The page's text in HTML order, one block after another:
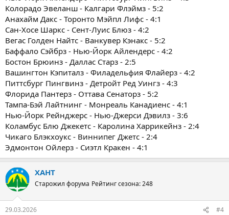
Колорадо Эвеланш - Калгари Флэймз - 5:2
Анахайм Дакс - Торонто Мэйпл Лифс - 4:1
Сан-Хосе Шаркс - Сент-Луис Блюз - 4:2
Вегас Голден Найтс - Ванкувер Кэнакс - 5:2
Баффало Сэйбрз - Нью-Йорк Айлендерс - 4:2
Бостон Брюинз - Даллас Старз - 2:5
Вашингтон Кэпиталз - Филадельфия Флайерз - 4:2
Питтсбург Пингвинз - Детройт Ред Уингз - 4:3
Флорида Пантерз - Оттава Сенаторз - 5:2
Тампа-Бэй Лайтнинг - Монреаль Канадиенс - 4:1
Нью-Йорк Рейнджерс - Нью-Джерси Дэвилз - 3:6
Коламбус Блю Джекетс - Каролина Харрикейнз - 2:4
Чикаго Блэкхоукс - Виннипег Джетс - 2:4
Эдмонтон Ойлерз - Сиэтл Кракен - 4:1
ХАНТ
Старожил форума Рейтинг сезона: 248
29.03.2026 #4